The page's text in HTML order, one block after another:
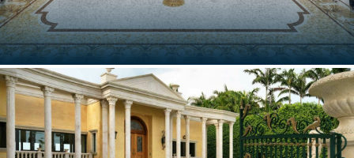
COLOMBO
Sri Lanka